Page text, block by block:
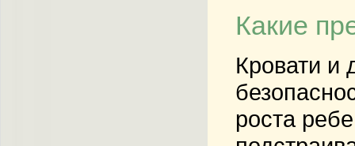
Какие
Кровати и
роста